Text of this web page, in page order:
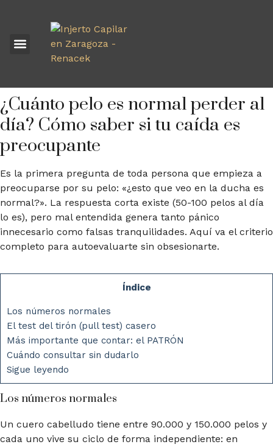
¿Cuánto pelo es normal perder al
día? Cómo saber si tu caída es
preocupante
Es la primera pregunta de toda persona que empieza a
preocuparse por su pelo: «¿esto que veo en la ducha es
normal?». La respuesta corta existe (50-100 pelos al día
lo es), pero mal entendida genera tanto pánico
innecesario como falsas tranquilidades. Aquí va el criterio
completo para autoevaluarte sin obsesionarte.
Índice
Los números normales
El test del tirón (pull test) casero
Más importante que contar: el PATRÓN
Cuándo consultar sin dudarlo
Sigue leyendo
Los números normales
Un cuero cabelludo tiene entre 90.000 y 150.000 pelos y
cada uno vive su ciclo de forma independiente: en